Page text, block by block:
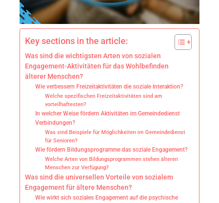
Key sections in the article:
Was sind die wichtigsten Arten von sozialen
Engagement-Aktivitäten für das Wohlbefinden
älterer Menschen?
Wie verbessern Freizeitaktivitäten die soziale Interaktion?
Welche spezifischen Freizeitaktivitäten sind am
vorteilhaftesten?
In welcher Weise fördern Aktivitäten im Gemeindedienst
Verbindungen?
Was sind Beispiele für Möglichkeiten im Gemeindedienst
für Senioren?
Wie fördern Bildungsprogramme das soziale Engagement?
Welche Arten von Bildungsprogrammen stehen älteren
Menschen zur Verfügung?
Was sind die universellen Vorteile von sozialem
Engagement für ältere Menschen?
Wie wirkt sich soziales Engagement auf die psychische